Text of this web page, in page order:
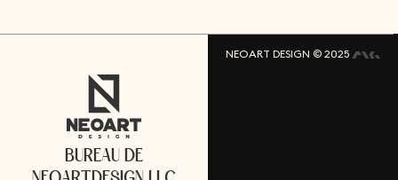
BUREAU DE
NEOART DESIGN © 2025